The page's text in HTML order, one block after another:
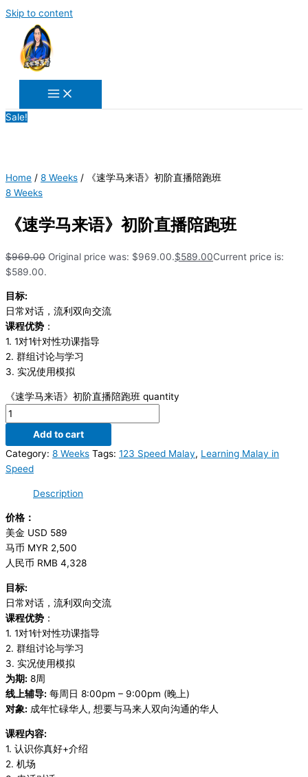
Skip to content
Sale!
Home / 8 Weeks / 《速学马来语》初阶直播陪跑班
8 Weeks
《速学马来语》初阶直播陪跑班
$969.00 Original price was: $969.00.$589.00Current price is:
$589.00.
目标:
日常对话，流利双向交流
课程优势 ：
1. 1对1针对性功课指导
2. 群组讨论与学习
3. 实况使用模拟
《速学马来语》初阶直播陪跑班 quantity
Add to cart
Category: 8 Weeks Tags: 123 Speed Malay, Learning Malay in
Speed
Description
价格：
美金 USD 589
马币 MYR 2,500
人民币 RMB 4,328
目标:
日常对话，流利双向交流
课程优势 ：
1. 1对1针对性功课指导
2. 群组讨论与学习
3. 实况使用模拟
为期: 8周
线上辅导: 每周日 8:00pm – 9:00pm (晚上)
对象: 成年忙碌华人, 想要与马来人双向沟通的华人
课程内容:
1. 认识你真好+介绍
2. 机场